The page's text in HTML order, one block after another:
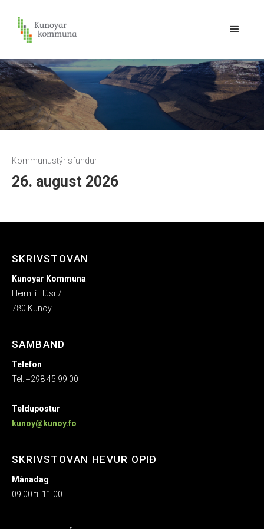
Kommunustýrisfundur
26. august 2026
SKRIVSTOVAN
Kunoyar Kommuna
Heimi í Húsi 7
780 Kunoy
SAMBAND
Telefon
Tel. +298 45 99 00
Teldupostur
kunoy@kunoy.fo
SKRIVSTOVAN HEVUR OPIÐ
Mánadag
09.00 til 11.00